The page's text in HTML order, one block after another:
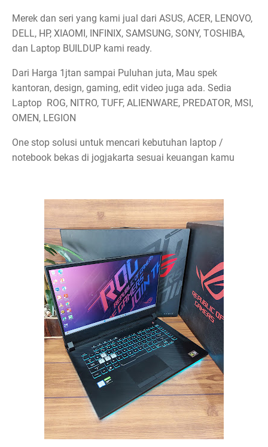
Merek dan seri yang kami jual dari ASUS, ACER, LENOVO,
DELL, HP, XIAOMI, INFINIX, SAMSUNG, SONY, TOSHIBA,
dan Laptop BUILDUP kami ready.
Dari Harga 1jtan sampai Puluhan juta, Mau spek
kantoran, design, gaming, edit video juga ada. Sedia
Laptop ROG, NITRO, TUFF, ALIENWARE, PREDATOR, MSI,
OMEN, LEGION
One stop solusi untuk mencari kebutuhan laptop /
notebook bekas di jogjakarta sesuai keuangan kamu